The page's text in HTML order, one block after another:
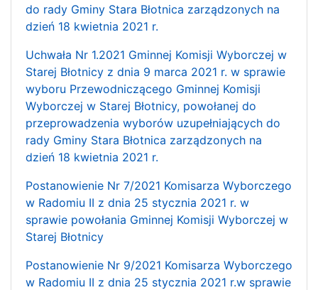
do rady Gminy Stara Błotnica zarządzonych na
dzień 18 kwietnia 2021 r.
Uchwała Nr 1.2021 Gminnej Komisji Wyborczej w
Starej Błotnicy z dnia 9 marca 2021 r. w sprawie
wyboru Przewodniczącego Gminnej Komisji
Wyborczej w Starej Błotnicy, powołanej do
przeprowadzenia wyborów uzupełniających do
rady Gminy Stara Błotnica zarządzonych na
dzień 18 kwietnia 2021 r.
Postanowienie Nr 7/2021 Komisarza Wyborczego
w Radomiu II z dnia 25 stycznia 2021 r. w
sprawie powołania Gminnej Komisji Wyborczej w
Starej Błotnicy
Postanowienie Nr 9/2021 Komisarza Wyborczego
w Radomiu II z dnia 25 stycznia 2021 r.w sprawie